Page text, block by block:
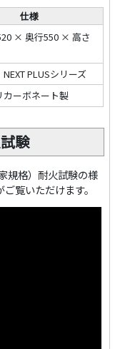
仕様
× 奥行550 × 高さ
NEXT PLUSシリーズ
カーボネート製
験
規格）耐火試験の様
覧いただけます。